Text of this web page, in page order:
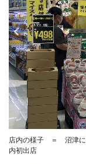
店内の様子 ＝ 沼津に
内初出店